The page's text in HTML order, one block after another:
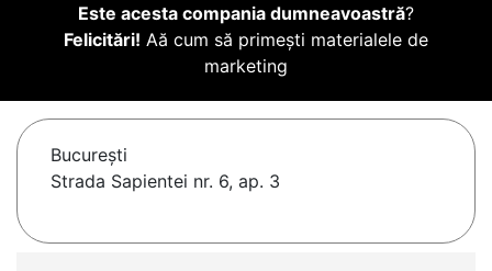
Este acesta compania dumneavoastră?
Felicitări! Aă cum să primești materialele de
marketing
Bucureşti
Strada Sapientei nr. 6, ap. 3